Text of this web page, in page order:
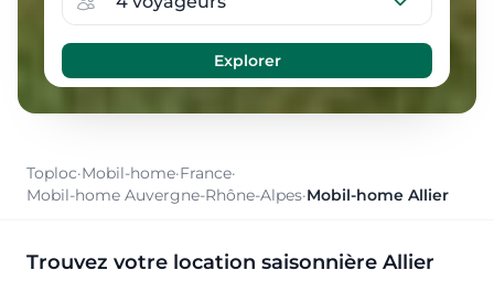
Toploc·Mobil-home·France·
Mobil-home Auvergne-Rhône-Alpes·Mobil-home Allier
Trouvez votre location saisonnière Allier